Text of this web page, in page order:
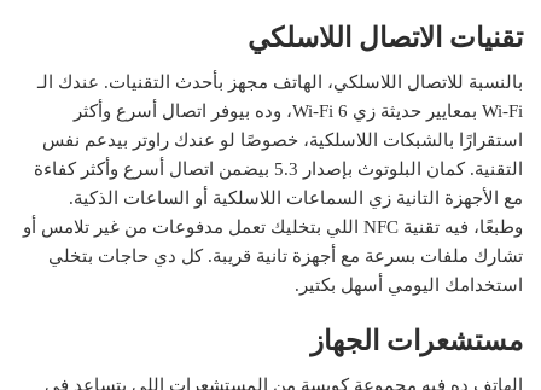
تقنيات الاتصال اللاسلكي
بالنسبة للاتصال اللاسلكي، الهاتف مجهز بأحدث التقنيات. عندك الـ
Wi-Fi بمعايير حديثة زي Wi-Fi 6، وده بيوفر اتصال أسرع وأكثر
استقرارًا بالشبكات اللاسلكية، خصوصًا لو عندك راوتر بيدعم نفس
التقنية. كمان البلوتوث بإصدار 5.3 بيضمن اتصال أسرع وأكثر كفاءة
مع الأجهزة التانية زي السماعات اللاسلكية أو الساعات الذكية.
وطبعًا، فيه تقنية NFC اللي بتخليك تعمل مدفوعات من غير تلامس أو
تشارك ملفات بسرعة مع أجهزة تانية قريبة. كل دي حاجات بتخلي
استخدامك اليومي أسهل بكتير.
مستشعرات الجهاز
الهاتف ده فيه مجموعة كويسة من المستشعرات اللي بتساعد في